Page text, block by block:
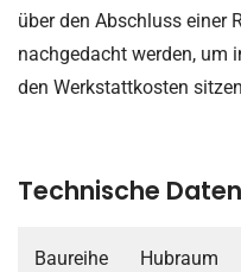
über den Abschluss einer
nachgedacht werden, um
den Werkstattkosten
Technische
Baureihe Hubraum